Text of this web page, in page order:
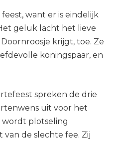
want er is eindelijk
geluk lacht het lieve
krijgt, toe. Ze
koningspaar, en
spreken de drie
uit voor het
wordt plotseling
de slechte fee. Zij